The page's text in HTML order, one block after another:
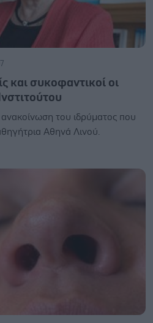
και συκοφαντικοί οι
ανακοίνωση του ιδρύματος που
Αθηνά Λινού.